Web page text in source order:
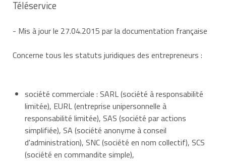
Téléservice
- Mis à jour le 27.04.2015 par la documentation française
Concerne tous les statuts juridiques des entrepreneurs :
société commerciale : SARL (société à responsabilité
limitée), EURL (entreprise unipersonnelle à
responsabilité limitée), SAS (société par actions
simplifiée), SA (société anonyme à conseil
d'administration), SNC (société en nom collectif), SCS
(société en commandite simple),